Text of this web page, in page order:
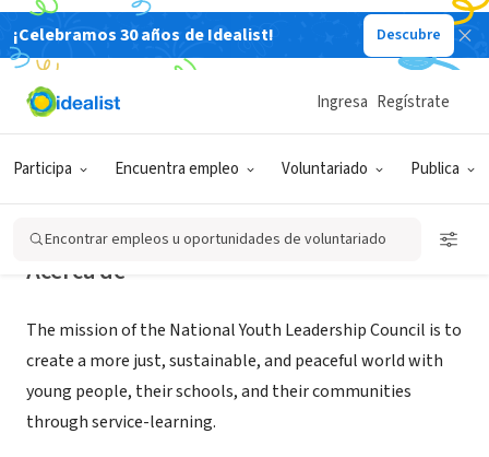
¡Celebramos 30 años de Idealist! Descubre
Participa Encuentra empleo Voluntariado Publica
Ingresa Regístrate
Encontrar empleos u oportunidades de voluntariado
ORGANIZACIÓN SIN FIN DE LUCRO
National Youth Leadership Council
Acerca de
The mission of the National Youth Leadership Council is to
create a more just, sustainable, and peaceful world with
young people, their schools, and their communities
through service-learning.